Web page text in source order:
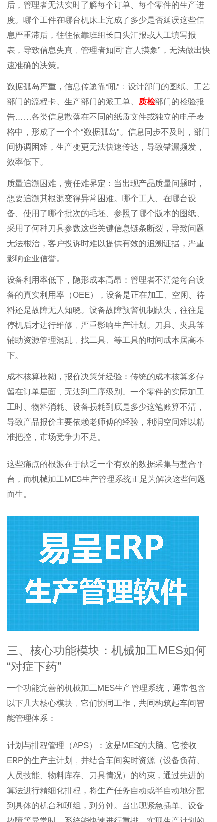
后，管理者无法实时了解每个订单、每个零件的生产进
度。哪个工件在哪台机床上完成了多少是否延误这些信
息严重滞后，往往依靠班组长口头汇报或人工填写报
表，导致信息失真，管理者如同“盲人摸象”，无法做出快
速准确的决策。
数据孤岛严重，信息传递靠“吼”：设计部门的图纸、工艺
部门的流程卡、生产部门的派工单、 质检部门的检验报
告……各类信息散落在不同的纸质文件或独立的电子表
格中，形成了一个个“数据孤岛”。信息同步不及时，部门
间协调困难，生产变更无法快速传达，导致错漏频发，
效率低下。
质量追溯困难，责任难界定：当出现产品质量问题时，
想要追溯其根源变得异常困难。哪个工人、在哪台设
备、使用了哪个批次的毛坯、参照了哪个版本的图纸、
采用了何种刀具参数这些关键信息链条断裂，导致问题
无法根治，客户投诉时难以提供有效的追溯证据，严重
影响企业信誉。
设备利用率低下，隐形成本高昂：管理者不清楚每台设
备的真实利用率（OEE），设备是正在加工、空闲、待
料还是故障无人知晓。设备故障预警机制缺失，往往是
停机后才进行维修，严重影响生产计划。刀具、夹具等
辅助资源管理混乱，找工具、等工具的时间成本居高不
下。
成本核算模糊，报价决策凭经验：传统的成本核算多停
留在订单层面，无法到工序级别。一个零件的实际加工
工时、物料消耗、设备损耗到底是多少这笔账算不清，
导致产品报价主要依赖老师傅的经验，利润空间难以精
准把控，市场竞争力不足。
这些痛点的根源在于缺乏一个有效的数据采集与整合平
台，而机械加工MES生产管理系统正是为解决这些问题
而生。
三、核心功能模块：机械加工MES如何
“对症下药”
一个功能完善的机械加工MES生产管理系统，通常包含
以下几大核心模块，它们协同工作，共同构筑起车间智
能管理体系：
计划与排程管理（APS）：这是MES的大脑。它接收
ERP的生产主计划，并结合车间实时资源（设备负荷、
人员技能、物料库存、刀具情况）的约束，通过先进的
算法进行精细化排程，将生产任务自动或半自动地分配
到具体的机台和班组，到分钟。当出现紧急插单、设备